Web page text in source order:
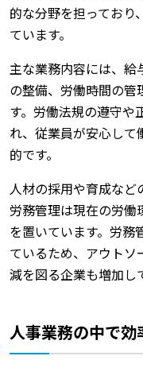
的な分野を担っており
ています。
主な業務内容には、
の整備、労働時間の管
す。労働法規の遵守や
れ、従業員が安心して
的です。
人材の採用や育成など
労務管理は現在の労
を置いています。労務
ているため、アウトソ
減を図る企業も増加し
人事業務の中で